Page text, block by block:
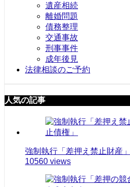
遺産相続
離婚問題
債務整理
交通事故
刑事事件
成年後見
法律相談のご予約
人気の記事
強制執行「差押え禁止財産
10560 views